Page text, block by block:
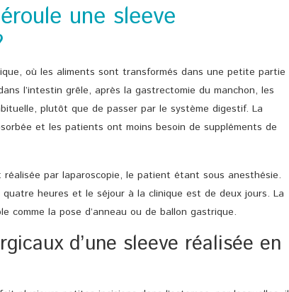
une sleeve
où les aliments sont transformés dans une petite partie
l’intestin grêle, après la gastrectomie du manchon, les
plutôt que de passer par le système digestif. La
et les patients ont moins besoin de suppléments de
réalisée par laparoscopie, le patient étant sous anesthésie.
heures et le séjour à la clinique est de deux jours. La
comme la pose d’anneau ou de ballon gastrique.
d’une sleeve réalisée en